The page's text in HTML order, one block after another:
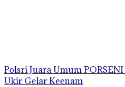
Polsri Juara Umum
Ukir Gelar Keenam